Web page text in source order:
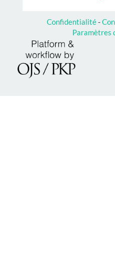
Confidentialité-
Paramètres